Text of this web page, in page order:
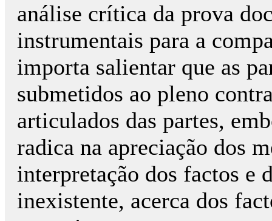
análise crítica da prova
instrumentais para a
importa salientar que as
submetidos ao pleno
articulados das partes,
radica na apreciação dos
interpretação dos factos e
inexistente, acerca dos